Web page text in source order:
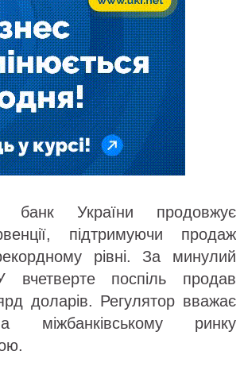
банк України продовжує
підтримуючи продаж
рівні. За минулий
вчетверте поспіль продав
доларів. Регулятор вважає
міжбанківському ринку